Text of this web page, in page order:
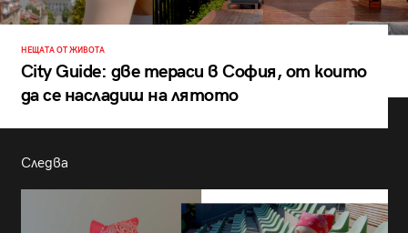
НЕЩАТА ОТ ЖИВОТА
City Guide: две тераси в София, от които
да се насладиш на лятото
Следва